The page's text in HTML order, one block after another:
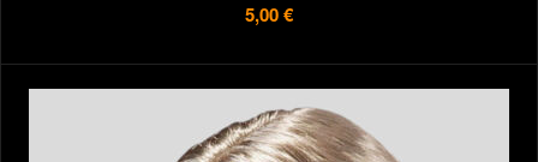
5,00 €